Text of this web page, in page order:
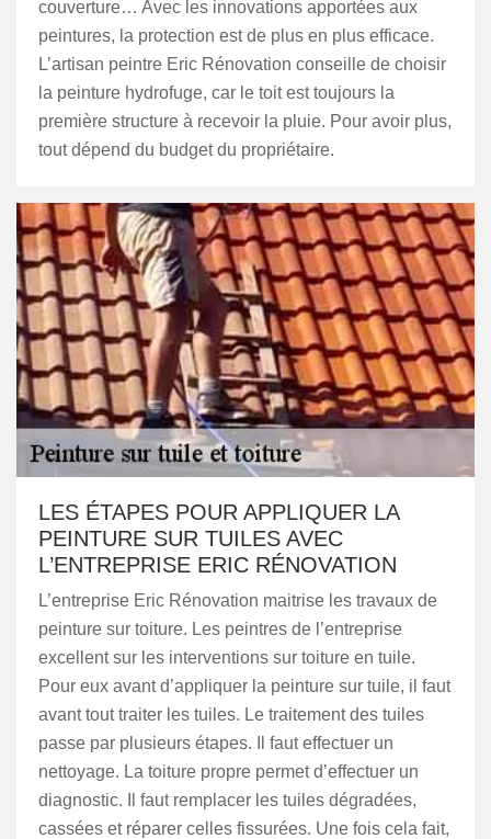
couverture… Avec les innovations apportées aux
peintures, la protection est de plus en plus efficace.
L’artisan peintre Eric Rénovation conseille de choisir
la peinture hydrofuge, car le toit est toujours la
première structure à recevoir la pluie. Pour avoir plus,
tout dépend du budget du propriétaire.
LES ÉTAPES POUR APPLIQUER LA
PEINTURE SUR TUILES AVEC
L’ENTREPRISE ERIC RÉNOVATION
L’entreprise Eric Rénovation maitrise les travaux de
peinture sur toiture. Les peintres de l’entreprise
excellent sur les interventions sur toiture en tuile.
Pour eux avant d’appliquer la peinture sur tuile, il faut
avant tout traiter les tuiles. Le traitement des tuiles
passe par plusieurs étapes. Il faut effectuer un
nettoyage. La toiture propre permet d’effectuer un
diagnostic. Il faut remplacer les tuiles dégradées,
cassées et réparer celles fissurées. Une fois cela fait,